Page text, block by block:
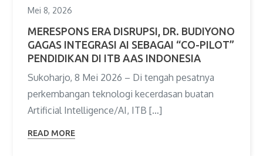
Mei 8, 2026
MERESPONS ERA DISRUPSI, DR. BUDIYONO
GAGAS INTEGRASI AI SEBAGAI “CO-PILOT”
PENDIDIKAN DI ITB AAS INDONESIA
Sukoharjo, 8 Mei 2026 – Di tengah pesatnya
perkembangan teknologi kecerdasan buatan
Artificial Intelligence/AI, ITB […]
READ MORE